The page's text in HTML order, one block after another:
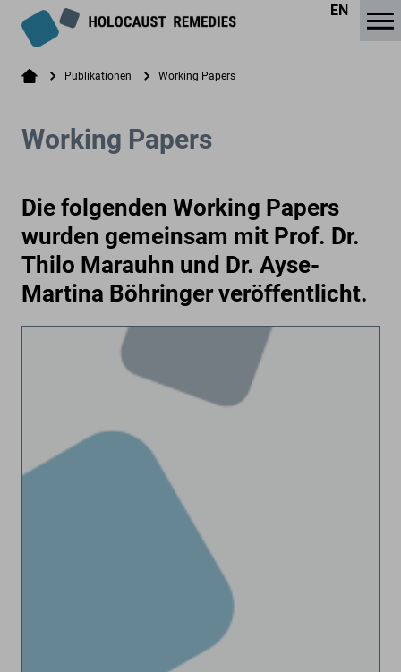
EN
Publikationen Working Papers
Working Papers
Die folgenden Working Papers
wurden gemeinsam mit Prof. Dr.
Thilo Marauhn und Dr. Ayse-
Martina Böhringer veröffentlicht.